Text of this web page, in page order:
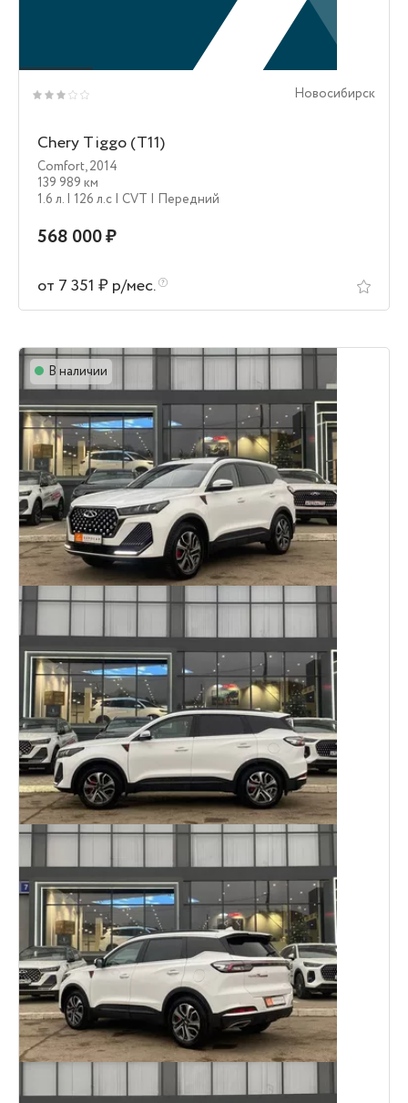
Новосибирск
Chery Tiggo (T11)
Comfort,2014
139 989 км
1.6 л. | 126 л.c | CVT | Передний
568 000 ₽
от 7 351 ₽ р/мес.
В наличии